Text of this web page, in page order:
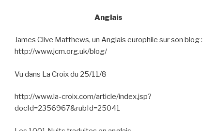
Anglais
James Clive Matthews, un Anglais europhile sur son blog :
http://www.jcm.org.uk/blog/
Vu dans La Croix du 25/11/8
http://www.la-croix.com/article/index.jsp?
docId=2356967&rubId=25041